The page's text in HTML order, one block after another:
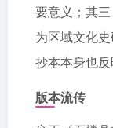
要意义；其
为区域文化
抄本本身也反
版本流传